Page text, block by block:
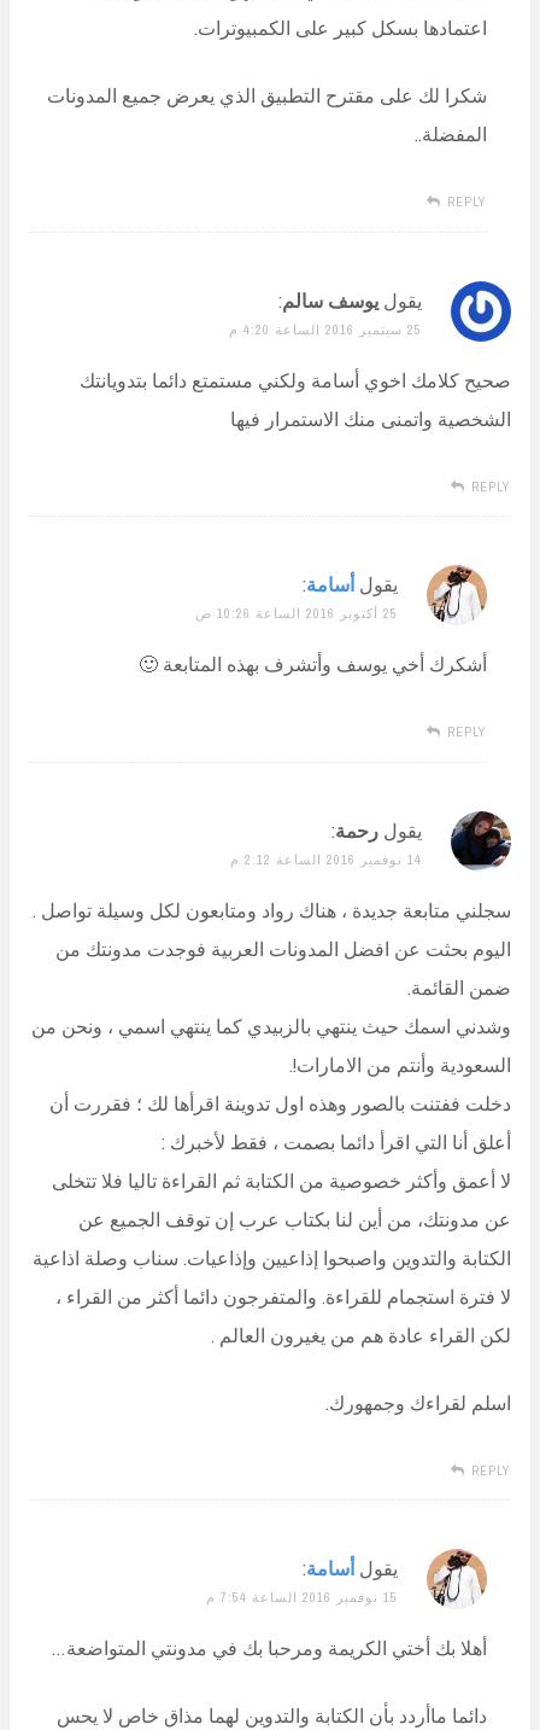
اعتمادها بسكل كبير على الكمبيوترات.
شكرا لك على مقترح التطبيق الذي يعرض جميع المدونات
المفضلة..
REPLY
يقول يوسف سالم:
25 سبتمبر 2016 الساعة 4:20 م
صحيح كلامك اخوي أسامة ولكني مستمتع دائما بتدويانتك
الشخصية واتمنى منك الاستمرار فيها
REPLY
يقول أسامة:
25 أكتوبر 2016 الساعة 10:26 ص
أشكرك أخي يوسف وأتشرف بهذه المتابعة 🙂
REPLY
يقول رحمة:
14 نوفمبر 2016 الساعة 2:12 م
سجلني متابعة جديدة ، هناك رواد ومتابعون لكل وسيلة تواصل .
اليوم بحثت عن افضل المدونات العربية فوجدت مدونتك من
ضمن القائمة.
وشدني اسمك حيث ينتهي بالزبيدي كما ينتهي اسمي ، ونحن من
السعودية وأنتم من الامارات!.
دخلت ففتنت بالصور وهذه اول تدوينة اقرأها لك ؛ فقررت أن
أعلق أنا التي اقرأ دائما بصمت ، فقط لأخبرك :
لا أعمق وأكثر خصوصية من الكتابة ثم القراءة تاليا فلا تتخلى
عن مدونتك، من أين لنا بكتاب عرب إن توقف الجميع عن
الكتابة والتدوين واصبحوا إذاعيين وإذاعيات. سناب وصلة اذاعية
لا فترة استجمام للقراءة. والمتفرجون دائما أكثر من القراء ،
لكن القراء عادة هم من يغيرون العالم .
اسلم لقراءك وجمهورك.
REPLY
يقول أسامة:
15 نوفمبر 2016 الساعة 7:54 م
أهلا بك أختي الكريمة ومرحبا بك في مدونتي المتواضعة…
دائما ماأردد بأن الكتابة والتدوين لهما مذاق خاص لا يحس